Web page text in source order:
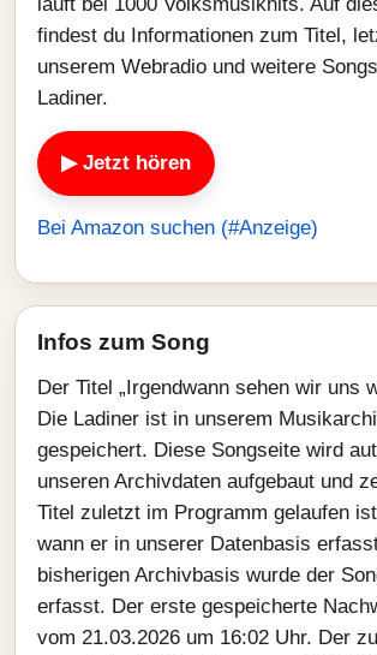
findest du Informationen zum Titel,
unserem Webradio und weitere
Ladiner.
▶ Jetzt hören
Bei Amazon suchen (#Anzeige)
Infos zum Song
Der Titel „Irgendwann sehen wir uns
Die Ladiner ist in unserem
gespeichert. Diese Songseite wird
unseren Archivdaten aufgebaut und
Titel zuletzt im Programm gelaufen
wann er in unserer Datenbasis
bisherigen Archivbasis wurde der
erfasst. Der erste gespeicherte
vom 21.03.2026 um 16:02 Uhr. Der